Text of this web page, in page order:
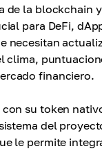
de la blockchain
para DeFi,
necesitan
clima,
financiero.
su token
del
le permite